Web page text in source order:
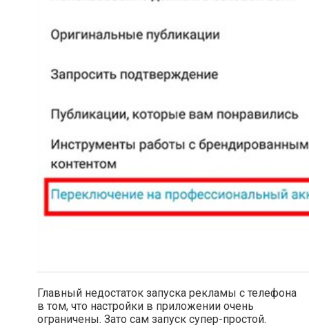
Главный недостаток запуска рекламы с телефона
в том, что настройки в приложении очень
ограничены. Зато сам запуск супер-простой.